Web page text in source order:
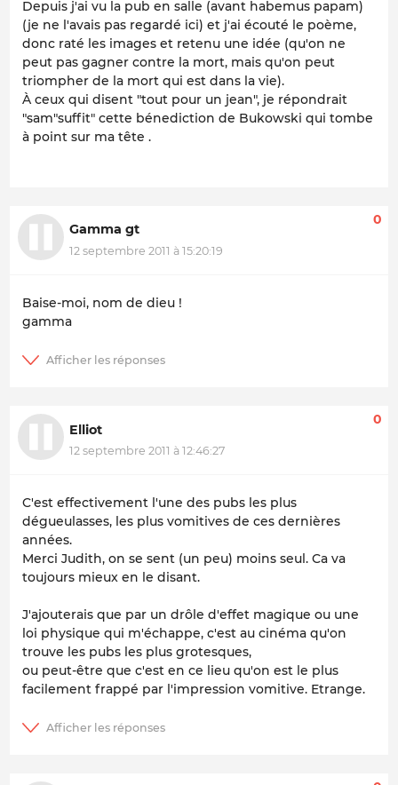
Depuis j'ai vu la pub en salle (avant habemus papam)
(je ne l'avais pas regardé ici) et j'ai écouté le poème,
donc raté les images et retenu une idée (qu'on ne
peut pas gagner contre la mort, mais qu'on peut
triompher de la mort qui est dans la vie).
À ceux qui disent "tout pour un jean", je répondrait
"sam"suffit" cette bénediction de Bukowski qui tombe
à point sur ma tête .
Gamma gt
12 septembre 2011 à 15:20:19
0
Baise-moi, nom de dieu !
gamma
Elliot
12 septembre 2011 à 12:46:27
0
C'est effectivement l'une des pubs les plus
dégueulasses, les plus vomitives de ces dernières
années.
Merci Judith, on se sent (un peu) moins seul. Ca va
toujours mieux en le disant.
J'ajouterais que par un drôle d'effet magique ou une
loi physique qui m'échappe, c'est au cinéma qu'on
trouve les pubs les plus grotesques,
ou peut-être que c'est en ce lieu qu'on est le plus
facilement frappé par l'impression vomitive. Etrange.